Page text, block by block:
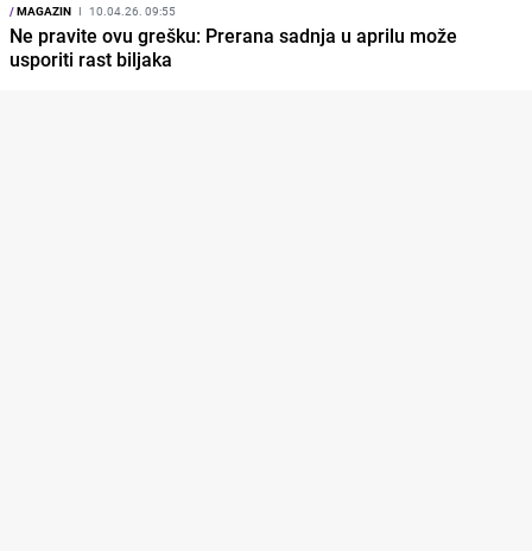
/MAGAZIN I 10.04.26. 09:55
Ne pravite ovu grešku: Prerana sadnja u aprilu može
usporiti rast biljaka